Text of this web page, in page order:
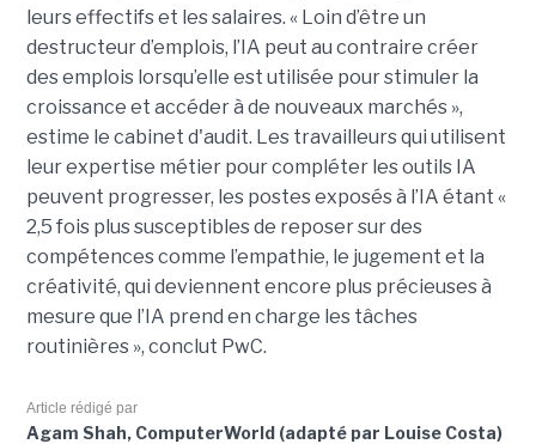
leurs effectifs et les salaires. « Loin d’être un
destructeur d’emplois, l’IA peut au contraire créer
des emplois lorsqu’elle est utilisée pour stimuler la
croissance et accéder à de nouveaux marchés »,
estime le cabinet d'audit. Les travailleurs qui utilisent
leur expertise métier pour compléter les outils IA
peuvent progresser, les postes exposés à l’IA étant «
2,5 fois plus susceptibles de reposer sur des
compétences comme l’empathie, le jugement et la
créativité, qui deviennent encore plus précieuses à
mesure que l’IA prend en charge les tâches
routinières », conclut PwC.
Article rédigé par
Agam Shah, ComputerWorld (adapté par Louise Costa)